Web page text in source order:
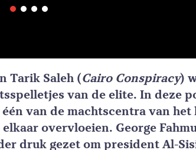
Tarik Saleh (Cairo Conspiracy)
van de elite. In deze
van de machtscentra van het
overvloeien. George
druk gezet om president Al-